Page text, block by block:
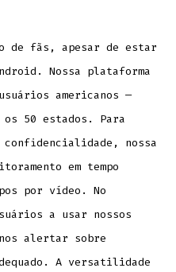
de fãs, apesar de estar
Nossa plataforma
americanos —
os 50 estados. Para
nossa
em tempo
por vídeo. No
a usar nossos
alertar sobre
A versatilidade